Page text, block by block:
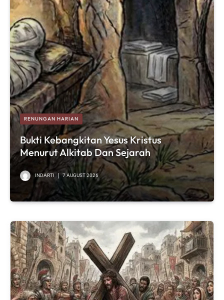
RENUNGAN HARIAN
Bukti Kebangkitan Yesus Kristus
Menurut Alkitab Dan Sejarah
INDARTI 7 AUGUST 2026